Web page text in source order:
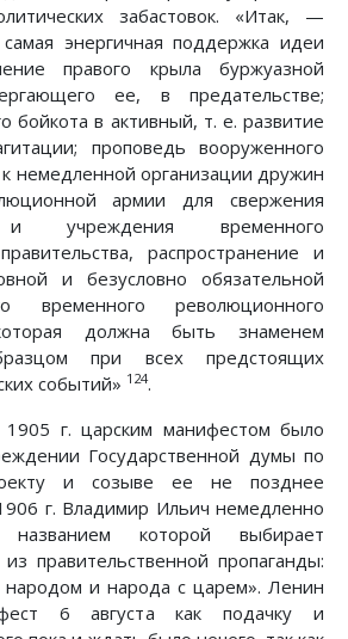
забастовок. «Итак, —
энергичная поддержка идеи
правого крыла буржуазной
ее, в предательстве;
бойкота в активный, т. е. развитие
проповедь вооруженного
к немедленной организации дружин
армии для свержения
и учреждения временного
распространение и
и безусловно обязательной
временного революционного
должна быть знаменем
при всех предстоящих
событий» 124.
г. царским манифестом было
Государственной думы по
и созыве ее не позднее
г. Владимир Ильич немедленно
которой выбирает
правительственной пропаганды:
и народа с царем». Ленин
6 августа как подачку и